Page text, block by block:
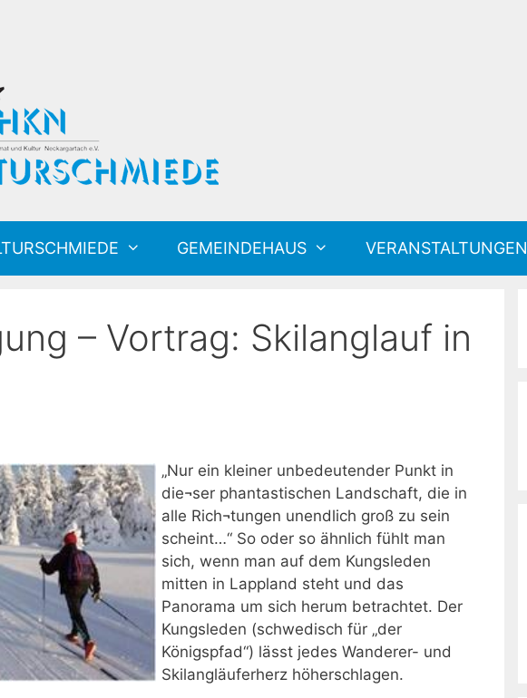
GEMEINDEHAUS VERANSTALTUNGEN
– Vortrag: Skilanglauf in
„Nur ein kleiner unbedeutender Punkt in
die¬ser phantastischen Landschaft, die in
alle Rich¬tungen unendlich groß zu sein
scheint…“ So oder so ähnlich fühlt man
sich, wenn man auf dem Kungsleden
mitten in Lappland steht und das
Panorama um sich herum betrachtet. Der
Kungsleden (schwedisch für „der
Königspfad“) lässt jedes Wanderer- und
Skilangläuferherz höherschlagen.